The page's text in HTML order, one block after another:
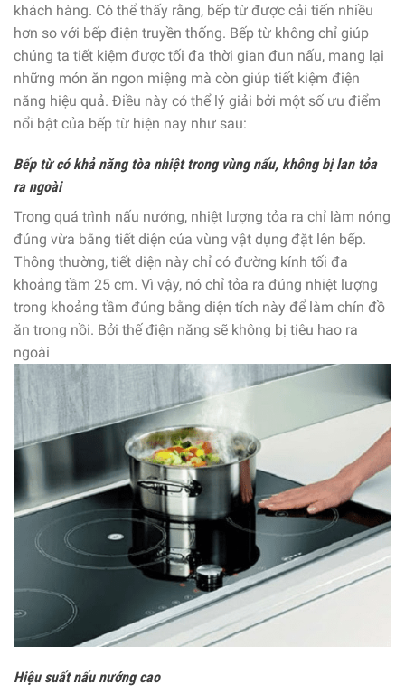
khách hàng. Có thể thấy rằng, bếp từ được cải tiến nhiều
hơn so với bếp điện truyền thống. Bếp từ không chỉ giúp
chúng ta tiết kiệm được tối đa thời gian đun nấu, mang lại
những món ăn ngon miệng mà còn giúp tiết kiệm điện
năng hiệu quả. Điều này có thể lý giải bởi một số ưu điểm
nổi bật của bếp từ hiện nay như sau:
Bếp từ có khả năng tòa nhiệt trong vùng nấu, không bị lan tỏa
ra ngoài
Trong quá trình nấu nướng, nhiệt lượng tỏa ra chỉ làm nóng
đúng vừa bằng tiết diện của vùng vật dụng đặt lên bếp.
Thông thường, tiết diện này chỉ có đường kính tối đa
khoảng tầm 25 cm. Vì vậy, nó chỉ tỏa ra đúng nhiệt lượng
trong khoảng tầm đúng bằng diện tích này để làm chín đồ
ăn trong nồi. Bởi thế điện năng sẽ không bị tiêu hao ra
ngoài
Hiệu suất nấu nướng cao